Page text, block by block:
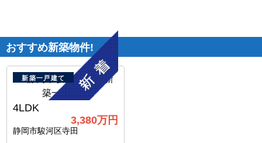
おすすめ新築物件!
新築一戸建て
4LDK
3,380万円
静岡市駿河区寺田